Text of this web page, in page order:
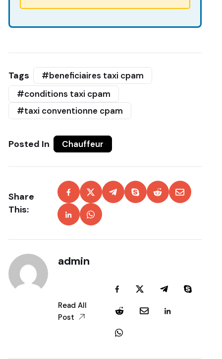
Tags
#beneficiaires taxi cpam
#conditions taxi cpam
#taxi conventionne cpam
Posted In Chauffeur
Share
This:
admin
Read All
Post